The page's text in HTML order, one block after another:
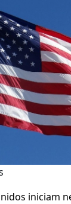
iniciam